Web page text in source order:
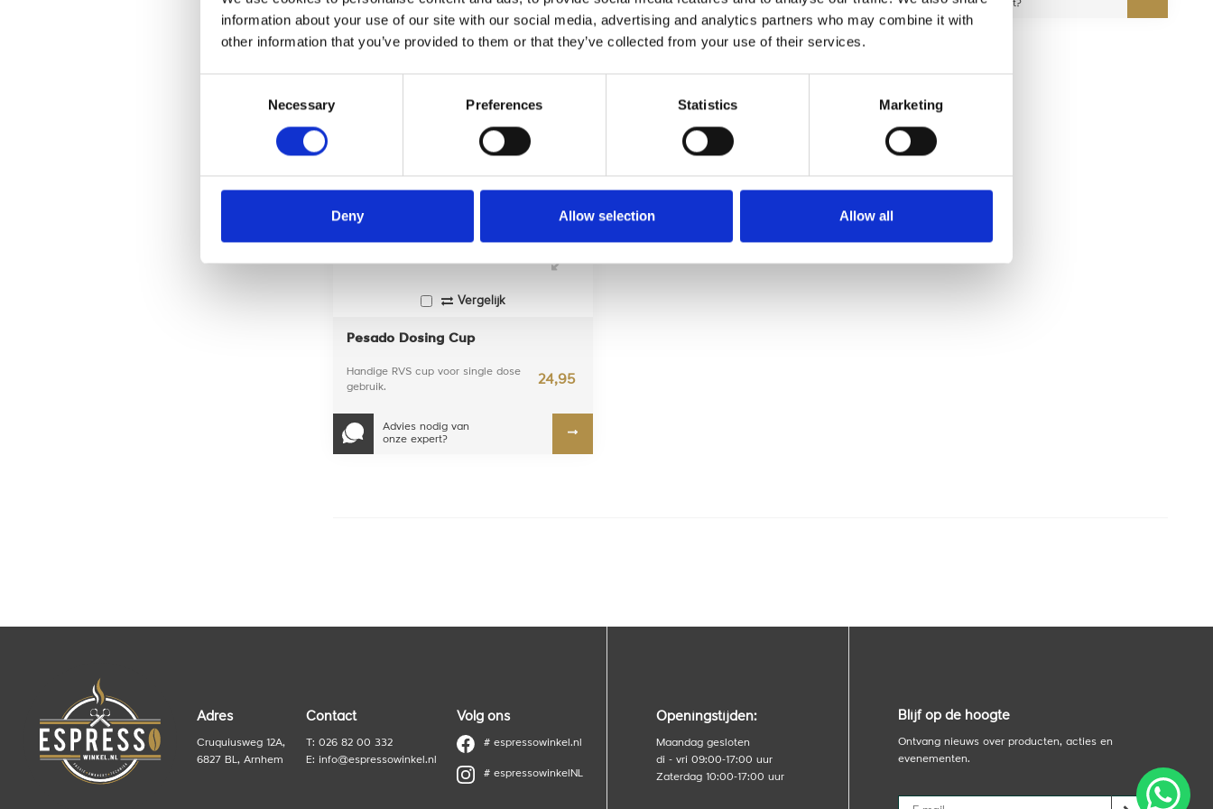
information about your use of our site with our social media, advertising and analytics partners who may combine it with
other information that you’ve provided to them or that they’ve collected from your use of their services.
Necessary Preferences Statistics Marketing
Deny Allow selection Allow all
onze expert?
onze expert?
onze expert?
Vergelijk
Pesado Dosing Cup
Handige RVS cup voor single dose
gebruik.
24,95
Advies nodig van
onze expert?
Adres
Cruquiusweg 12A,
6827 BL, Arnhem
Contact
T: 026 82 00 332
E: info@espressowinkel.nl
Volg ons
# espressowinkel.nl
# espressowinkelNL
Openingstijden:
Maandag gesloten
di - vri 09:00-17:00 uur
Zaterdag 10:00-17:00 uur
Blijf op de hoogte
Ontvang nieuws over producten, acties en
evenementen.